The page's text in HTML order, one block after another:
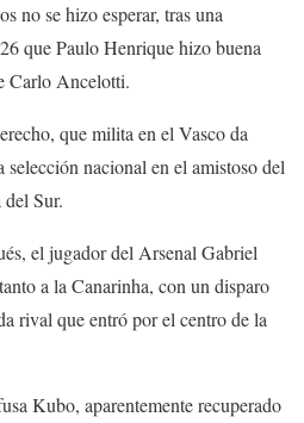
no se hizo esperar, tras una
que Paulo Henrique hizo buena
Carlo Ancelotti.
que milita en el Vasco da
selección nacional en el amistoso del
Sur.
el jugador del Arsenal Gabriel
a la Canarinha, con un disparo
rival que entró por el centro de la
Kubo, aparentemente recuperado